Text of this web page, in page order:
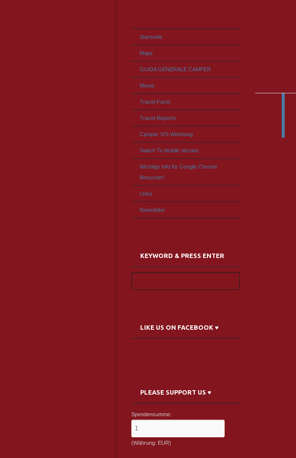
Startseite
Maps
GUIDA GENERALE CAMPER
Mixed
Travel-Facts
Travel-Reports
Camper V/S Wohnung
Switch To Mobile Version
Wichtige Info für Google Chrome
Besucher!
Links
Newsletter
KEYWORD & PRESS ENTER
LIKE US ON FACEBOOK ♥
PLEASE SUPPORT US ♥
Spendensumme:
(Währung: EUR)